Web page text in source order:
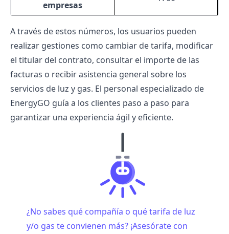
empresas
A través de estos números, los usuarios pueden
realizar gestiones como cambiar de tarifa, modificar
el titular del contrato, consultar el importe de las
facturas o recibir asistencia general sobre los
servicios de luz y gas. El personal especializado de
EnergyGO guía a los clientes paso a paso para
garantizar una experiencia ágil y eficiente.
¿No sabes qué compañía o qué tarifa de luz
y/o gas te convienen más? ¡Asesórate con